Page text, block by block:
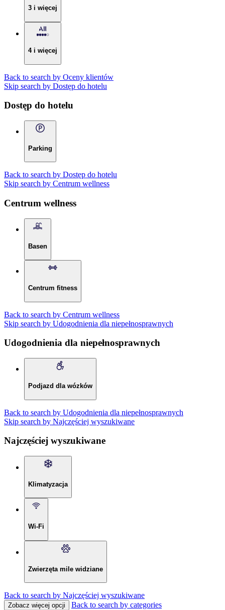
3 i więcej
4 i więcej
Back to search by Oceny klientów
Skip search by Dostęp do hotelu
Dostęp do hotelu
Parking
Back to search by Dostęp do hotelu
Skip search by Centrum wellness
Centrum wellness
Basen
Centrum fitness
Back to search by Centrum wellness
Skip search by Udogodnienia dla niepełnosprawnych
Udogodnienia dla niepełnosprawnych
Podjazd dla wózków
Back to search by Udogodnienia dla niepełnosprawnych
Skip search by Najczęściej wyszukiwane
Najczęściej wyszukiwane
Klimatyzacja
Wi-Fi
Zwierzęta mile widziane
Back to search by Najczęściej wyszukiwane
Zobacz więcej opcji Back to search by categories